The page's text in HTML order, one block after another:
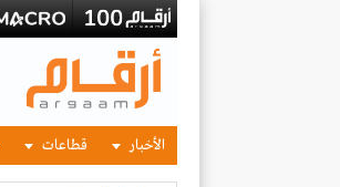
الأخبار قطاعات